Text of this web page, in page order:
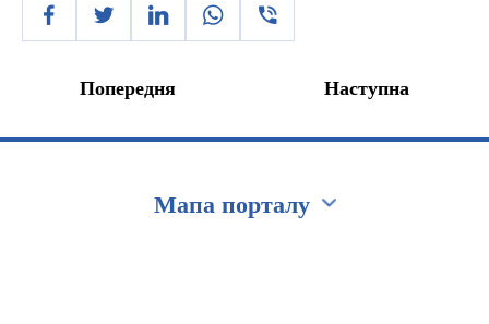
Попередня Наступна
Мапа порталу